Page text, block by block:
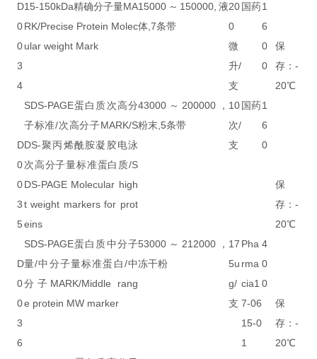
D
0
0
3
4
15-150kDa精确分子量MA
RK/Precise Protein Molec
ular weight Mark
15000～150000,液
体,7条带
20
0
微
升/
支
国药1
6
0
0
保
存：-
20℃
D
0
0
3
5
SDS-PAGE蛋白质次高分
子标准/次高分子MARK/S
DS-聚丙烯酰胺凝胶电泳
次高分子量标准蛋白质/S
DS-PAGE Molecular high
t weight markers for prot
eins
43000～200000，
粉末,5条带
10
次/
支
国药1
6
0
保
存：-
20℃
D
0
0
3
6
SDS-PAGE蛋白质中分子
量/中分子量标准蛋白/中
分子MARK/Middle rang
e protein MW marker
53000～212000，
冻干粉
17
5u
g/
支
Pha
rma
cia1
7-06
15-0
1
4
0
0
保
存：-
20℃